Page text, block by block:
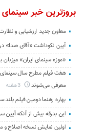
بروزترین خبر
معاون جدید ارزشیابی و
آیین نکوداشت «آقای صدا»
«موزه سینمای ایران»
هفت فیلم مطرح سال سینمای
معرفی می‌شوند
3 هفته
بهاره رهنما دومین فیلم بلند
این بدرقه بیش از آنکه آیین
اولین نمایش نسخه اصلاح